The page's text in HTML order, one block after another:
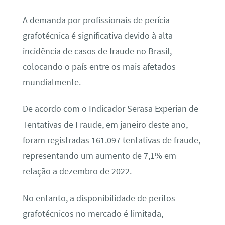
A demanda por profissionais de perícia
grafotécnica é significativa devido à alta
incidência de casos de fraude no Brasil,
colocando o país entre os mais afetados
mundialmente.
De acordo com o Indicador Serasa Experian de
Tentativas de Fraude, em janeiro deste ano,
foram registradas 161.097 tentativas de fraude,
representando um aumento de 7,1% em
relação a dezembro de 2022.
No entanto, a disponibilidade de peritos
grafotécnicos no mercado é limitada,